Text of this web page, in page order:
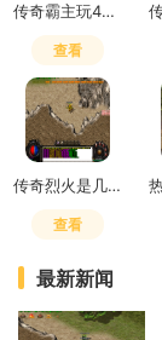
传奇霸主玩400天心得
查看
传奇烈火是几倍攻击的装备啊
查看
最新新闻